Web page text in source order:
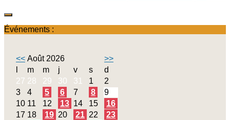
Événements :
<< Août 2026
>>
m m j v s
d
27 28 29 30 31 1
2
3
4 5 6 7 8
9
10 11 12 13 14 15
16
17 18 19 20 21 22
23